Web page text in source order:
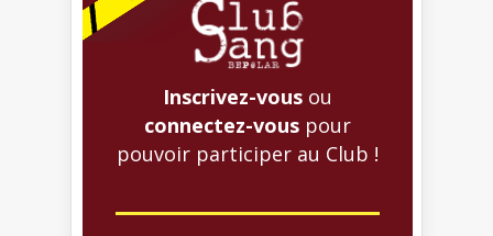
Inscrivez-vous ou
connectez-vous pour
pouvoir participer au Club !